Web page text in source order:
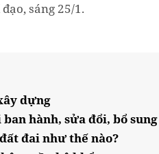
sáng 25/1.
dựng
hành, sửa đổi, bổ sung
đai như thế nào?